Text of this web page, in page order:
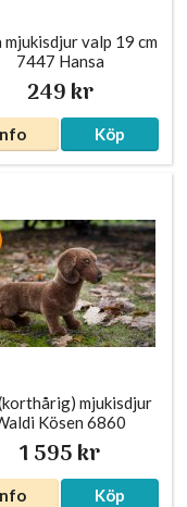
mjukisdjur valp 19 cm
7447 Hansa
249 kr
Köp
mjukisdjur
Kösen 6860
1 595 kr
Köp